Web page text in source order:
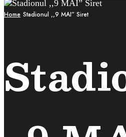
Window
Home Stadionul ,,9 MAI” Siret